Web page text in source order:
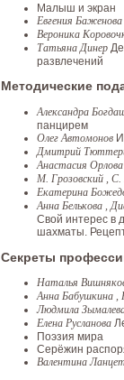
Малыш и экран
Евгения Баженова
Вероника
Татьяна Динер
развлечений
Методические
Александра
панцирем
Олег Автомонов
Дмитрий
Анастасия
М. Грозовский ,
Екатерина
Анна Белькова ,
Свой интерес в
шахматы.
Секреты
Наталья
Анна Бабушкина ,
Людмила
Елена Русланова
Поэзия мира
Серёжин
Валентина